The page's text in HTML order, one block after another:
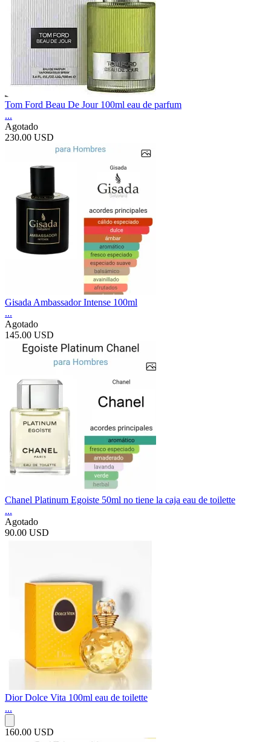
Tom Ford Beau De Jour 100ml eau de parfum
...
Agotado
230.00 USD
Gisada Ambassador Intense 100ml
...
Agotado
145.00 USD
Chanel Platinum Egoiste 50ml no tiene la caja eau de toilette
...
Agotado
90.00 USD
Dior Dolce Vita 100ml eau de toilette
...
160.00 USD